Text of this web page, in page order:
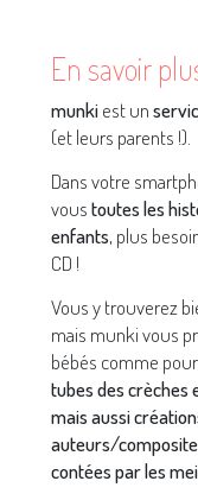
En savoir
munkiest un
(et leurs parents !).
Dans votre
voustoutes les
enfants, plus
CD !
Vous y trouverez
mais munki vous
bébés comme
tubes des crèches
mais aussi
auteurs/
contées par les